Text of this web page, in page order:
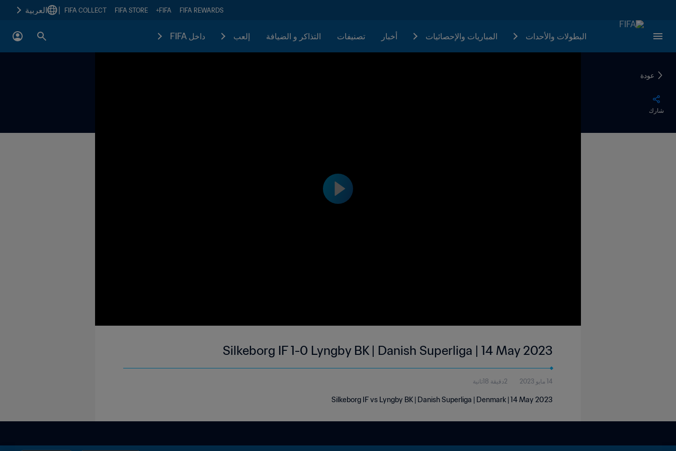
FIFA REWARDS
FIFA+
FIFA STORE
FIFA COLLECT العربية
البطولات والأحدات المباريات والإحصائيات أخبار تصنيفات التذاكر و الضيافة إلعب داخل FIFA
عودة
شارك
Silkeborg IF 1-0 Lyngby BK | Danish Superliga | 14 May 2023
14 مايو 2023 2دقيقة 18ثانية
Silkeborg IF vs Lyngby BK | Danish Superliga | Denmark | 14 May 2023